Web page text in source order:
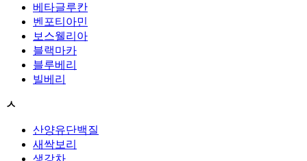
베타글루칸
벤포티아민
보스웰리아
블랙마카
블루베리
빌베리
ㅅ
산양유단백질
새싹보리
생강차